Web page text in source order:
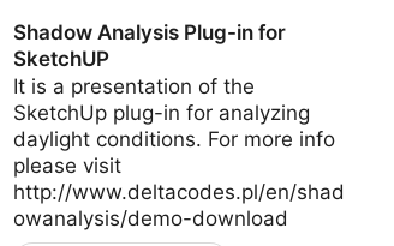
Shadow Analysis Plug-in for
SketchUP
It is a presentation of the
SketchUp plug-in for analyzing
daylight conditions. For more info
please visit
http://www.deltacodes.pl/en/shad
owanalysis/demo-download